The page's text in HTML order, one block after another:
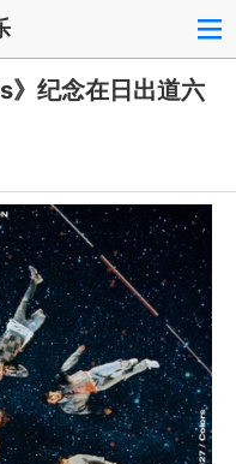
》纪念在日出道六